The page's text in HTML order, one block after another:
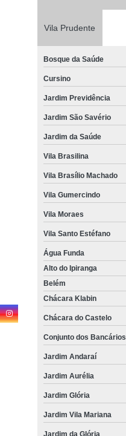
Vila Prudente
Bosque da Saúde
Cursino
Jardim Previdência
Jardim São Savério
Jardim da Saúde
Vila Brasilina
Vila Brasílio Machado
Vila Gumercindo
Vila Moraes
Vila Santo Estéfano
Água Funda
Alto do Ipiranga
Belém
Chácara Klabin
Chácara do Castelo
Conjunto dos Bancários
Jardim Andaraí
Jardim Aurélia
Jardim Glória
Jardim Vila Mariana
Jardim da Glória